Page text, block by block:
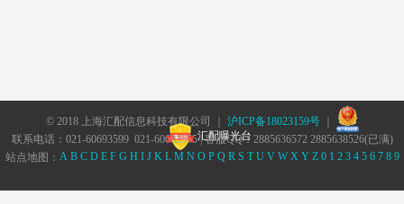
© 2018 上海汇配信息科技有限公司 ｜ 沪ICP备18023159号｜
汇配曝光台
联系电话：021-60693599 021-60693555 | 客服QQ：2885636572 2885638526(已满)
站点地图： A B C D E F G H I J K L M N O P Q R S T U V W X Y Z 0 1 2 3 4 5 6 7 8 9